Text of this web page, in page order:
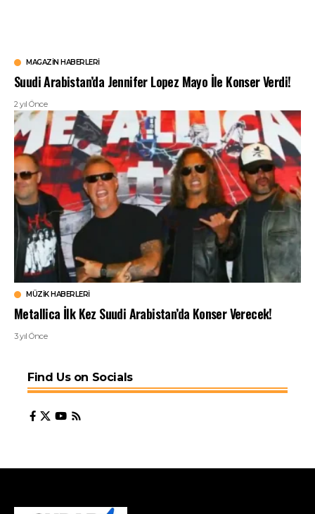
MAGAZIN HABERLERI
Suudi Arabistan’da Jennifer Lopez Mayo İle Konser Verdi!
2 yıl Önce
MÜZIK HABERLERI
Metallica İlk Kez Suudi Arabistan’da Konser Verecek!
3 yıl Önce
Find Us on Socials